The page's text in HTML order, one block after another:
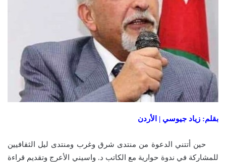
بقلم: زياد جيوسي | الأردن
حين أتتني الدعوة من منتدى شرق وغرب ومنتدى ليل الثقافيين
للمشاركة في ندوة حوارية مع الكاتب د. واسيني الأعرج وتقديم قراءة